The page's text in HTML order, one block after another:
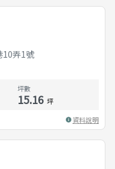
10弄1號
坪數
15.16 坪
資料說明